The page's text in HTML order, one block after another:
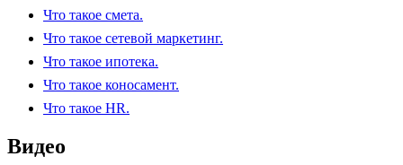
Что такое смета.
Что такое сетевой маркетинг.
Что такое ипотека.
Что такое коносамент.
Что такое HR.
Видео